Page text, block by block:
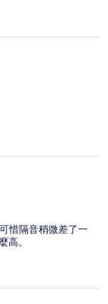
惜隔音稍微差了一
高。